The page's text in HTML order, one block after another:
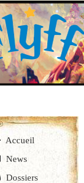
Accueil
News
Dossiers